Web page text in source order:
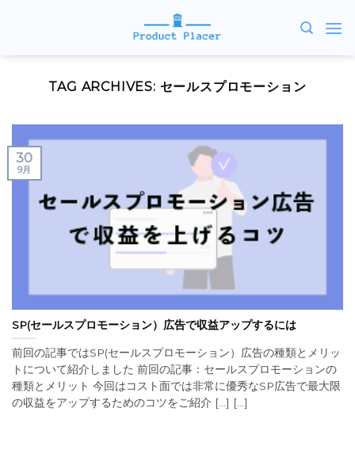
TAG ARCHIVES: セールスプロモーション
SP(セールスプロモーション）広告で収益アップするには
前回の記事ではSP(セールスプロモーション）広告の種類とメリッ
トについて紹介しました 前回の記事：セールスプロモーションの
種類とメリット 今回はコスト面では非常に優秀なSP広告で最大限
の収益をアップするためのコツをご紹介 [...] [...]
30
9月